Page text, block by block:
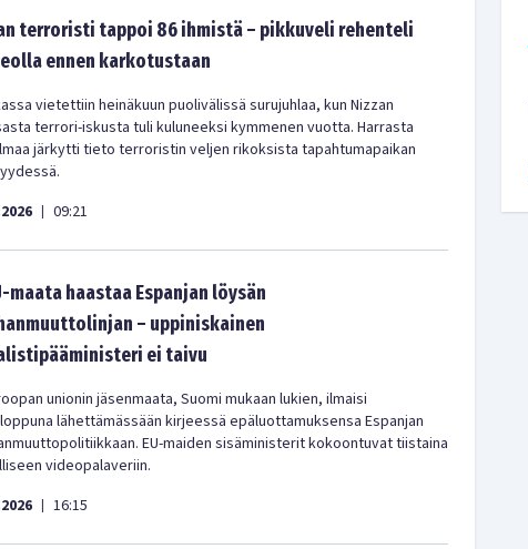
terroristi tappoi 86 ihmistä – pikkuveli rehenteli
ennen karkotustaan
vietettiin heinäkuun puolivälissä surujuhlaa, kun Nizzan
terrori-iskusta tuli kuluneeksi kymmenen vuotta. Harrasta
järkytti tieto terroristin veljen rikoksista tapahtumapaikan
| 09:21
maata haastaa Espanjan löysän
– uppiniskainen
ei taivu
unionin jäsenmaata, Suomi mukaan lukien, ilmaisi
lähettämässään kirjeessä epäluottamuksensa Espanjan
EU-maiden sisäministerit kokoontuvat tiistaina
videopalaveriin.
| 16:15